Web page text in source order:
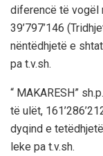
diferencë të vogël
39’797’146
nëntëdhjetë e
pa t.v.sh.
“ MAKARESH”
të ulët,
dyqind e
leke pa t.v.sh.